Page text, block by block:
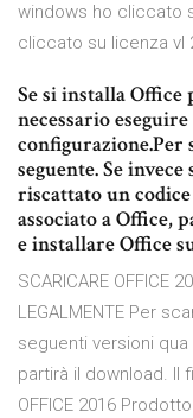
windows ho cliccato
cliccato su licenza vl
Se si installa
necessario
configurazione.Per
seguente. Se
riscattato un
associato a Office,
e installare Office
SCARICARE OFFICE
LEGALMENTE Per
seguenti versioni
partirà il download. Il
OFFICE 2016